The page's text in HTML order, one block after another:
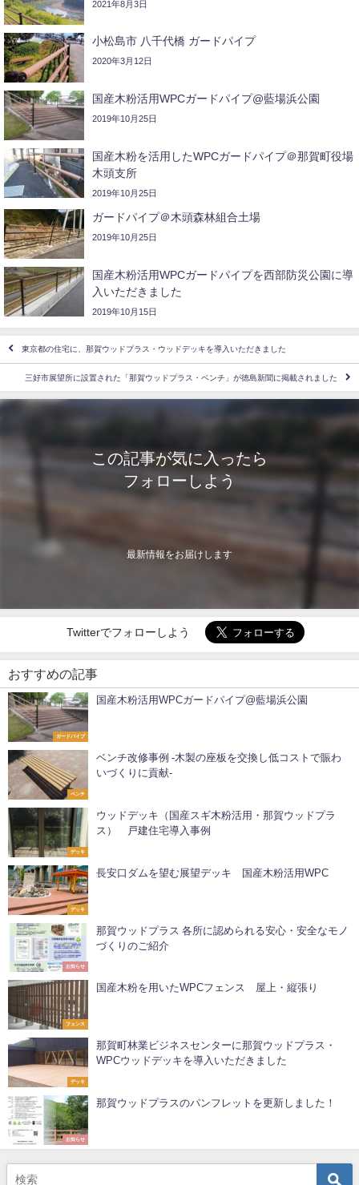
2021年8月3日
小松島市 八千代橋 ガードパイプ
2020年3月12日
国産木粉活用WPCガードパイプ@藍場浜公園
2019年10月25日
国産木粉を活用したWPCガードパイプ＠那賀町役場
木頭支所
2019年10月25日
ガードパイプ＠木頭森林組合土場
2019年10月25日
国産木粉活用WPCガードパイプを西部防災公園に導
入いただきました
2019年10月15日
東京都の住宅に、那賀ウッドプラス・ウッドデッキを導入いただきました
三好市展望所に設置された「那賀ウッドプラス・ベンチ」が徳島新聞に掲載されました
この記事が気に入ったら
フォローしよう
最新情報をお届けします
Twitterでフォローしよう
おすすめの記事
ガードパイプ
国産木粉活用WPCガードパイプ@藍場浜公園
ベンチ
ベンチ改修事例 -木製の座板を交換し低コストで賑わ
いづくりに貢献-
デッキ
ウッドデッキ（国産スギ木粉活用・那賀ウッドプラ
ス） 戸建住宅導入事例
デッキ
長安口ダムを望む展望デッキ 国産木粉活用WPC
お知らせ
那賀ウッドプラス 各所に認められる安心・安全なモノ
づくりのご紹介
フェンス
国産木粉を用いたWPCフェンス 屋上・縦張り
デッキ
那賀町林業ビジネスセンターに那賀ウッドプラス・
WPCウッドデッキを導入いただきました
お知らせ
那賀ウッドプラスのパンフレットを更新しました！